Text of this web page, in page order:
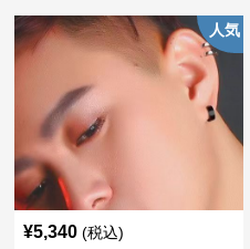
人気
¥5,340 (税込)